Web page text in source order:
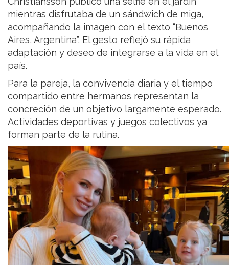
mientras disfrutaba de un sándwich de miga,
acompañando la imagen con el texto “Buenos
Aires, Argentina”. El gesto reflejó su rápida
adaptación y deseo de integrarse a la vida en el
país.
Para la pareja, la convivencia diaria y el tiempo
compartido entre hermanos representan la
concreción de un objetivo largamente esperado.
Actividades deportivas y juegos colectivos ya
forman parte de la rutina.